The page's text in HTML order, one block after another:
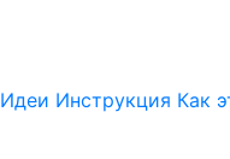
Идеи Инструкция Как